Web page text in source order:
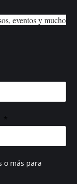
eventos y mucho
*
o más para